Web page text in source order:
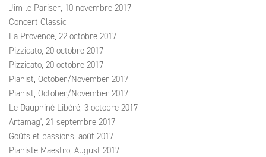
Jim le Pariser, 10 novembre 2017
Concert Classic
La Provence, 22 octobre 2017
Pizzicato, 20 octobre 2017
Pizzicato, 20 octobre 2017
Pianist, October/November 2017
Pianist, October/November 2017
Le Dauphiné Libéré, 3 octobre 2017
Artamag', 21 septembre 2017
Goûts et passions, août 2017
Pianiste Maestro, August 2017